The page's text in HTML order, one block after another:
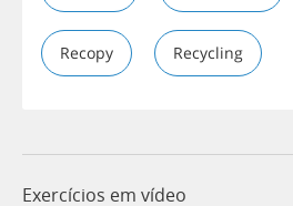
Recopy Recycling
Exercícios em vídeo